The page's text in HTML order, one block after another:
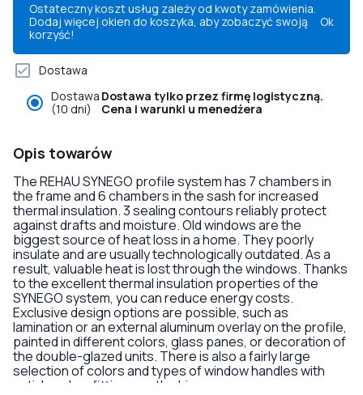
Ostateczny koszt usług zależy od kwoty zamówienia.
Dodaj więcej okien do koszyka, aby zobaczyć swoją
korzyść!
Ok
Dostawa
Dostawa
(10 dni)
Dostawa tylko przez firmę logistyczną.
Cena i warunki u menedżera
Opis towarów
The REHAU SYNEGO profile system has 7 chambers in
the frame and 6 chambers in the sash for increased
thermal insulation. 3 sealing contours reliably protect
against drafts and moisture. Old windows are the
biggest source of heat loss in a home. They poorly
insulate and are usually technologically outdated. As a
result, valuable heat is lost through the windows. Thanks
to the excellent thermal insulation properties of the
SYNEGO system, you can reduce energy costs.
Exclusive design options are possible, such as
lamination or an external aluminum overlay on the profile,
painted in different colors, glass panes, or decoration of
the double-glazed units. There is also a fairly large
selection of colors and types of window handles with
anti-burglary fittings on the hinges.